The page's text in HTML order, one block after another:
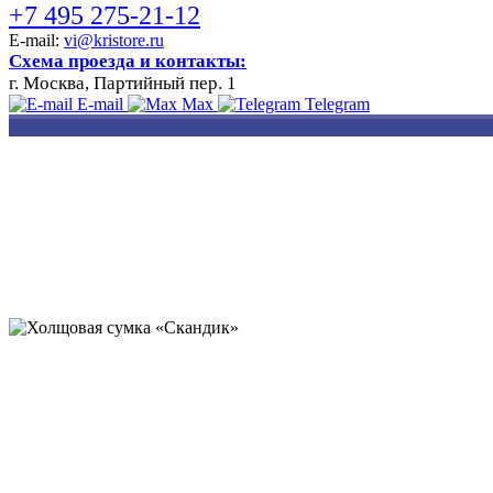
+7 495 275-21-12
E-mail: vi@kristore.ru
Схема проезда и контакты:
г. Москва, Партийный пер. 1
E-mail Max Telegram